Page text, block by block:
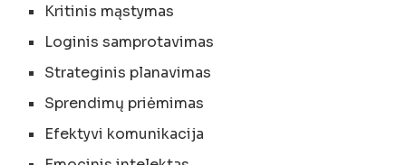
Kritinis mąstymas
Loginis samprotavimas
Strateginis planavimas
Sprendimų priėmimas
Efektyvi komunikacija